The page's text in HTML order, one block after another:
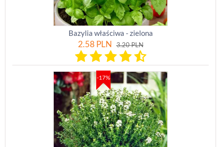
Bazylia właściwa - zielona
2.58 PLN 3.20PLN
-17%